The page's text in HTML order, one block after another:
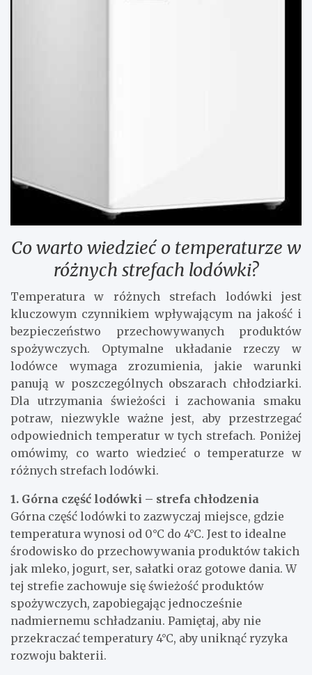
Co warto wiedzieć o temperaturze w
różnych strefach lodówki?
Temperatura w różnych strefach lodówki jest
kluczowym czynnikiem wpływającym na jakość i
bezpieczeństwo przechowywanych produktów
spożywczych. Optymalne układanie rzeczy w
lodówce wymaga zrozumienia, jakie warunki
panują w poszczególnych obszarach chłodziarki.
Dla utrzymania świeżości i zachowania smaku
potraw, niezwykle ważne jest, aby przestrzegać
odpowiednich temperatur w tych strefach. Poniżej
omówimy, co warto wiedzieć o temperaturze w
różnych strefach lodówki.
1. Górna część lodówki – strefa chłodzenia
Górna część lodówki to zazwyczaj miejsce, gdzie
temperatura wynosi od 0°C do 4°C. Jest to idealne
środowisko do przechowywania produktów takich
jak mleko, jogurt, ser, sałatki oraz gotowe dania. W
tej strefie zachowuje się świeżość produktów
spożywczych, zapobiegając jednocześnie
nadmiernemu schładzaniu. Pamiętaj, aby nie
przekraczać temperatury 4°C, aby uniknąć ryzyka
rozwoju bakterii.